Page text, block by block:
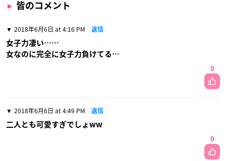
皆のコメント
2018年6月6日 at 4:16 PM 返信
女子力凄い……
女なのに完全に女子力負けてる…
0
2018年6月6日 at 4:49 PM 返信
二人とも可愛すぎでしょww
0